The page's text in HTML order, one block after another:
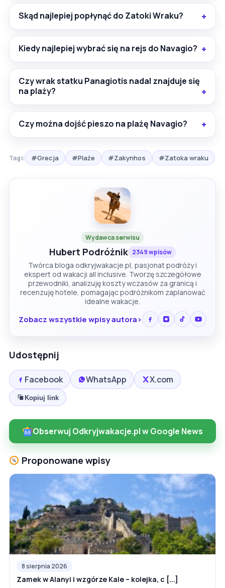
Skąd najlepiej popłynąć do Zatoki Wraku?
Kiedy najlepiej wybrać się na rejs do Navagio?
Czy wrak statku Panagiotis nadal znajduje się
na plaży?
Czy można dojść pieszo na plażę Navagio?
Tagi: #Grecja #Plaże #Zakynhos #Zatoka wraku
Wydawca serwisu
Hubert Podróżnik 2349 wpisów
Twórca bloga odkryjwakacje.pl, pasjonat podróży i
ekspert od wakacji all inclusive. Tworzę szczegółowe
przewodniki, analizuję koszty wczasów za granicą i
recenzuję hotele, pomagając podróżnikom zaplanować
idealne wakacje.
Zobacz wszystkie wpisy autora
Udostępnij
Facebook WhatsApp X.com
Kopiuj link
Obserwuj Odkryjwakacje.pl w Google News
Proponowane wpisy
8 sierpnia 2026
Zamek w Alanyi i wzgórze Kale – kolejka, c [...]